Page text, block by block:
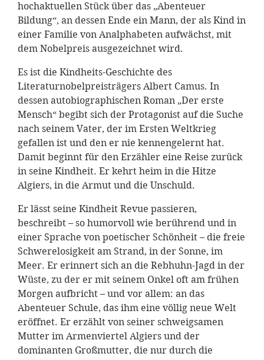
hochaktuellen Stück über das „Abenteuer
Bildung“, an dessen Ende ein Mann, der als Kind in
einer Familie von Analphabeten aufwächst, mit
dem Nobelpreis ausgezeichnet wird.
Es ist die Kindheits-Geschichte des
Literaturnobelpreisträgers Albert Camus. In
dessen autobiographischen Roman „Der erste
Mensch“ begibt sich der Protagonist auf die Suche
nach seinem Vater, der im Ersten Weltkrieg
gefallen ist und den er nie kennengelernt hat.
Damit beginnt für den Erzähler eine Reise zurück
in seine Kindheit. Er kehrt heim in die Hitze
Algiers, in die Armut und die Unschuld.
Er lässt seine Kindheit Revue passieren,
beschreibt – so humorvoll wie berührend und in
einer Sprache von poetischer Schönheit – die freie
Schwerelosigkeit am Strand, in der Sonne, im
Meer. Er erinnert sich an die Rebhuhn-Jagd in der
Wüste, zu der er mit seinem Onkel oft am frühen
Morgen aufbricht – und vor allem: an das
Abenteuer Schule, das ihm eine völlig neue Welt
eröffnet. Er erzählt von seiner schweigsamen
Mutter im Armenviertel Algiers und der
dominanten Großmutter, die nur durch die